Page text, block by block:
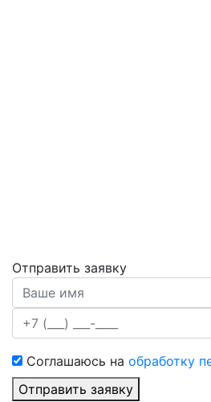
Отправить заявку
Соглашаюсь на обработку
Отправить заявку